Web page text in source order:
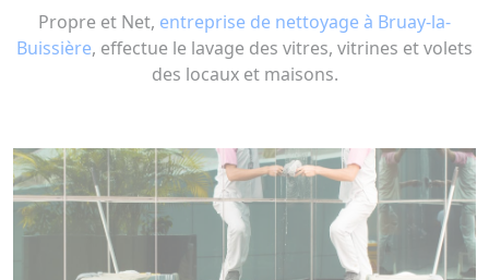
Propre et Net, entreprise de nettoyage à Bruay-la-
Buissière, effectue le lavage des vitres, vitrines et volets
des locaux et maisons.